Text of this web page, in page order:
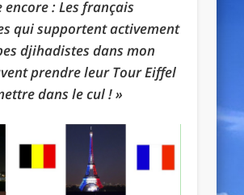
encore : Les français
qui supportent activement
djihadistes dans mon
prendre leur Tour Eiffel
dans le cul ! »